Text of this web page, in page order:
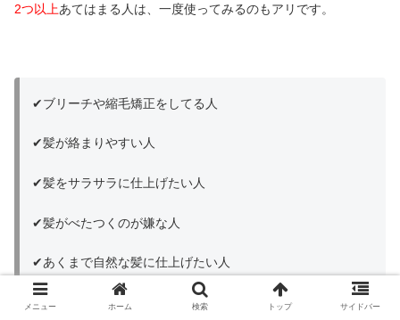
2つ以上あてはまる人は、一度使ってみるのもアリです。
✔︎ブリーチや縮毛矯正をしてる人
✔︎髪が絡まりやすい人
✔︎髪をサラサラに仕上げたい人
✔︎髪がべたつくのが嫌な人
✔︎あくまで自然な髪に仕上げたい人
✔︎これまでの洗い流さないトリートメントがイマイチだった
メニュー ホーム 検索 トップ サイドバー